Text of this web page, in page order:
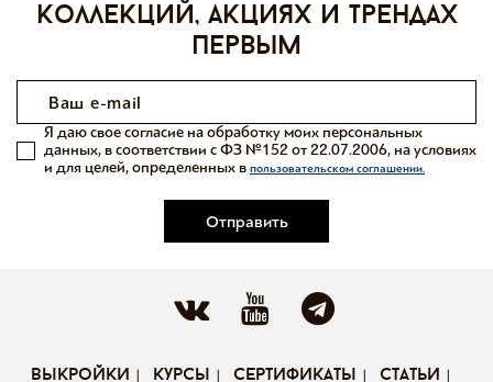
коллекций, акциях и трендах
первым
Отправить
Я даю свое согласие на обработку моих персональных
данных, в соответствии с ФЗ №152 от 22.07.2006, на условиях
и для целей, определенных в пользовательском соглашении.
выкройки курсы сертификаты статьи